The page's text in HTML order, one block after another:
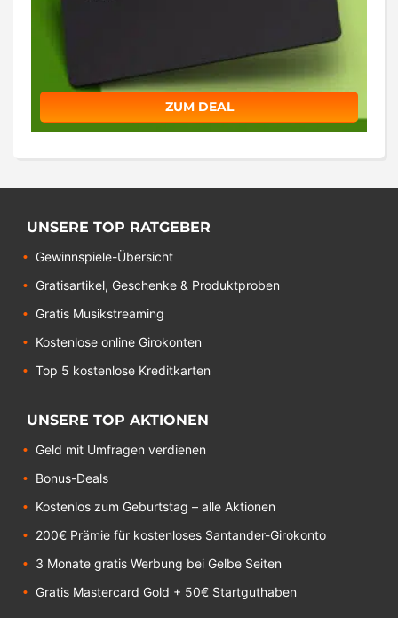
ZUM DEAL
UNSERE TOP RATGEBER
Gewinnspiele-Übersicht
Gratisartikel, Geschenke & Produktproben
Gratis Musikstreaming
Kostenlose online Girokonten
Top 5 kostenlose Kreditkarten
UNSERE TOP AKTIONEN
Geld mit Umfragen verdienen
Bonus-Deals
Kostenlos zum Geburtstag – alle Aktionen
200€ Prämie für kostenloses Santander-Girokonto
3 Monate gratis Werbung bei Gelbe Seiten
Gratis Mastercard Gold + 50€ Startguthaben